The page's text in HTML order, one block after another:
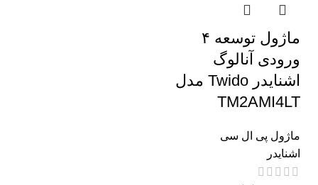
ماژول توسعه ۴
ورودی آنالوگ
اشنایدر Twido مدل
TM2AMI4LT
ماژول پی ال سی
اشنایدر